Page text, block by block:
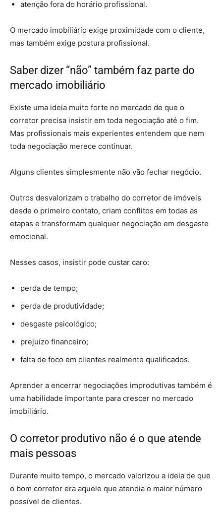
atenção fora do horário profissional.
O mercado imobiliário exige proximidade com o cliente,
mas também exige postura profissional.
Saber dizer “não” também faz parte do
mercado imobiliário
Existe uma ideia muito forte no mercado de que o
corretor precisa insistir em toda negociação até o fim.
Mas profissionais mais experientes entendem que nem
toda negociação merece continuar.
Alguns clientes simplesmente não vão fechar negócio.
Outros desvalorizam o trabalho do corretor de imóveis
desde o primeiro contato, criam conflitos em todas as
etapas e transformam qualquer negociação em desgaste
emocional.
Nesses casos, insistir pode custar caro:
perda de tempo;
perda de produtividade;
desgaste psicológico;
prejuízo financeiro;
falta de foco em clientes realmente qualificados.
Aprender a encerrar negociações improdutivas também é
uma habilidade importante para crescer no mercado
imobiliário.
O corretor produtivo não é o que atende
mais pessoas
Durante muito tempo, o mercado valorizou a ideia de que
o bom corretor era aquele que atendia o maior número
possível de clientes.